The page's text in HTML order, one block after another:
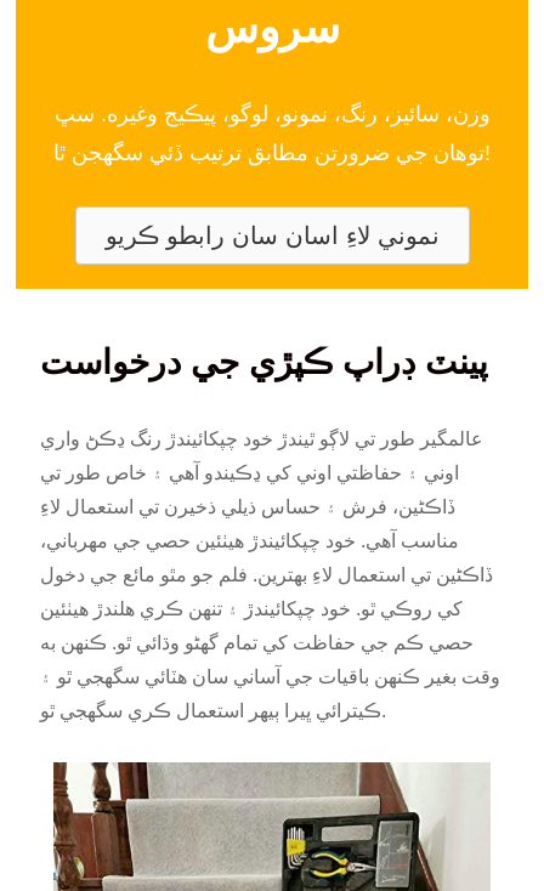
سروس
وزن، سائيز، رنگ، نمونو، لوگو، پيڪيج وغيره. سڀ
توهان جي ضرورتن مطابق ترتيب ڏئي سگهجن ٿا!
نموني لاءِ اسان سان رابطو ڪريو
پينٽ ڊراپ ڪپڙي جي درخواست
عالمگير طور تي لاڳو ٿيندڙ خود چپکائيندڙ رنگ ڍڪڻ واري
اوني ۽ حفاظتي اوني کي ڍڪيندو آهي ۽ خاص طور تي
ڏاڪڻين، فرش ۽ حساس ذيلي ذخيرن تي استعمال لاءِ
مناسب آهي. خود چپکائيندڙ هيٺئين حصي جي مهرباني،
ڏاڪڻين تي استعمال لاءِ بهترين. فلم جو مٿو مائع جي دخول
کي روڪي ٿو. خود چپکائيندڙ ۽ تنهن ڪري هلندڙ هيٺئين
حصي ڪم جي حفاظت کي تمام گهڻو وڌائي ٿو. ڪنهن به
وقت بغير ڪنهن باقيات جي آساني سان هٽائي سگهجي ٿو ۽
ڪيترائي ڀيرا ٻيهر استعمال ڪري سگهجي ٿو.